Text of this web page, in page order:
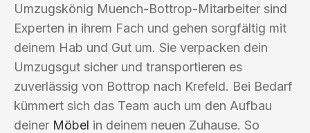
Umzugskönig Muench-Bottrop-Mitarbeiter sind
Experten in ihrem Fach und gehen sorgfältig mit
deinem Hab und Gut um. Sie verpacken dein
Umzugsgut sicher und transportieren es
zuverlässig von Bottrop nach Krefeld. Bei Bedarf
kümmert sich das Team auch um den Aufbau
deiner Möbel in deinem neuen Zuhause. So